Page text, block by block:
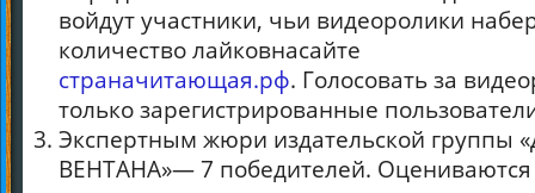
войдут участники, чьи видеоролики
количество лайковнасайте
страначитающая.рф. Голосовать за
только зарегистрированные
Экспертным жюри издательской группы
ВЕНТАНА»— 7 победителей. Оцениваются